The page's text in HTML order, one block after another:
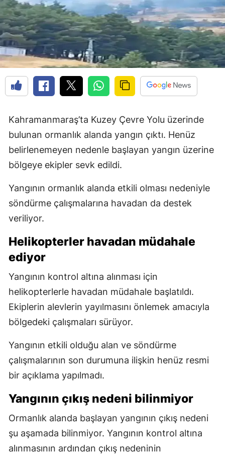
Kahramanmaraş’ta Kuzey Çevre Yolu üzerinde
bulunan ormanlık alanda yangın çıktı. Henüz
belirlenemeyen nedenle başlayan yangın üzerine
bölgeye ekipler sevk edildi.
Yangının ormanlık alanda etkili olması nedeniyle
söndürme çalışmalarına havadan da destek
veriliyor.
Helikopterler havadan müdahale
ediyor
Yangının kontrol altına alınması için
helikopterlerle havadan müdahale başlatıldı.
Ekiplerin alevlerin yayılmasını önlemek amacıyla
bölgedeki çalışmaları sürüyor.
Yangının etkili olduğu alan ve söndürme
çalışmalarının son durumuna ilişkin henüz resmi
bir açıklama yapılmadı.
Yangının çıkış nedeni bilinmiyor
Ormanlık alanda başlayan yangının çıkış nedeni
şu aşamada bilinmiyor. Yangının kontrol altına
alınmasının ardından çıkış nedeninin